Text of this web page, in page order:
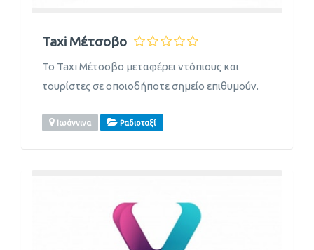
Taxi Μέτσοβο
Το Taxi Μέτσοβο μεταφέρει ντόπιους και
τουρίστες σε οποιοδήποτε σημείο επιθυμούν.
Ιωάννινα Ραδιοταξί